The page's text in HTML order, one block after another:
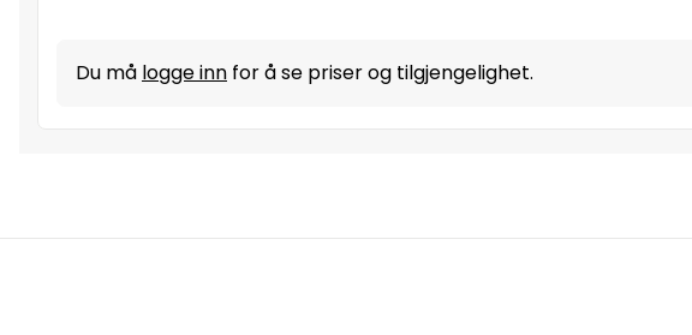
Du må logge inn for å se priser og tilgjengelighet.